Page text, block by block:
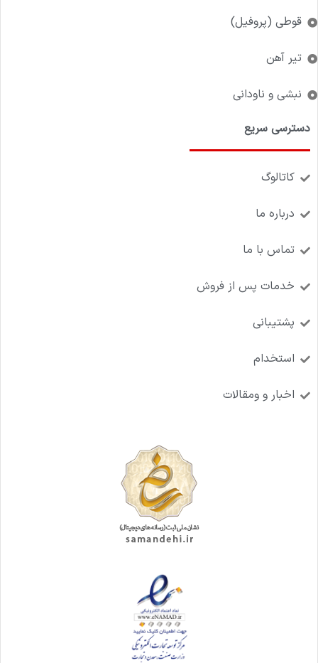
قوطی (پروفیل)
تیر آهن
نبشی و ناودانی
دسترسی سریع
کاتالوگ
درباره ما
تماس با ما
خدمات پس از فروش
پشتیبانی
استخدام
اخبار و ومقالات